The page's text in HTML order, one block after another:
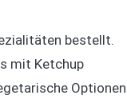
bestellt.
mit Ketchup
Optionen